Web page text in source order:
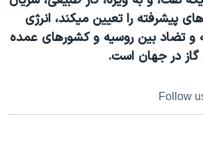
پيشرفته را تعيين ميکند، انرژی
و تضاد بين روسيه و کشورهای عمده
در جهان است.
Follow